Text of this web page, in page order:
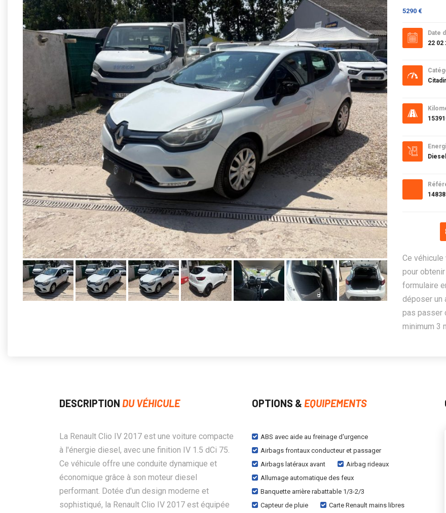
5290 €
Date
22 02
Diesel
Ce
pour
formulaire
déposer un
pas passer
minimum 3
DESCRIPTION DU VÉHICULE
La Renault Clio IV 2017 est une voiture compacte
à l'énergie diesel, avec une finition IV 1.5 dCi 75.
Ce véhicule offre une conduite dynamique et
économique grâce à son moteur diesel
performant. Dotée d'un design moderne et
sophistiqué, la Renault Clio IV 2017 est équipée
OPTIONS & EQUIPEMENTS
ABS avec aide au freinage d'urgence
Airbags frontaux conducteur et passager
Airbags latéraux avant
Airbag rideaux
Allumage automatique des feux
Banquette arrière rabattable 1/3-2/3
Capteur de pluie
Carte Renault mains libres